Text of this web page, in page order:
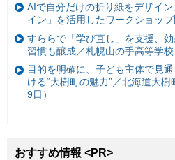
AIで自分だけの折り紙をデザイ
イン」を活用したワークショッ
すららで「学び直し」を支援、
習慣も醸成／札幌山の手高等学校
目的を明確に、子ども主体で見
ける“大樹町の魅力”／北海道大
9日）
おすすめ情報 <PR>